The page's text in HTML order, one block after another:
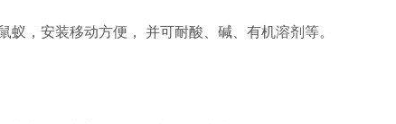
，安装移动方便， 并可耐酸、碱、有机溶剂等。